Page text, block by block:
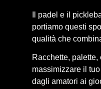
Il padel e il
portiamo questi
qualità che
Racchette,
massimizzare il
dagli amatori ai